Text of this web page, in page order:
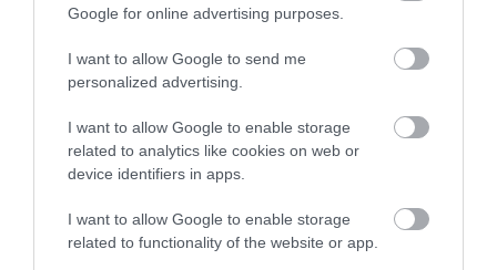
Google for online advertising purposes.
I want to allow Google to send me
personalized advertising.
I want to allow Google to enable storage
related to analytics like cookies on web or
device identifiers in apps.
I want to allow Google to enable storage
related to functionality of the website or app.